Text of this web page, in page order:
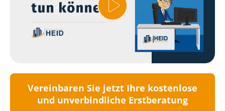
Vereinbaren Sie jetzt Ihre kostenlose
und unverbindliche Erstberatung